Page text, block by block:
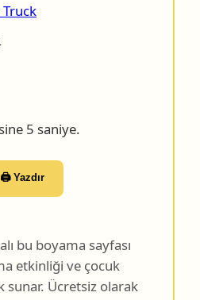
4 saniye.
Ücretsiz olarak
keyifli bir boyama